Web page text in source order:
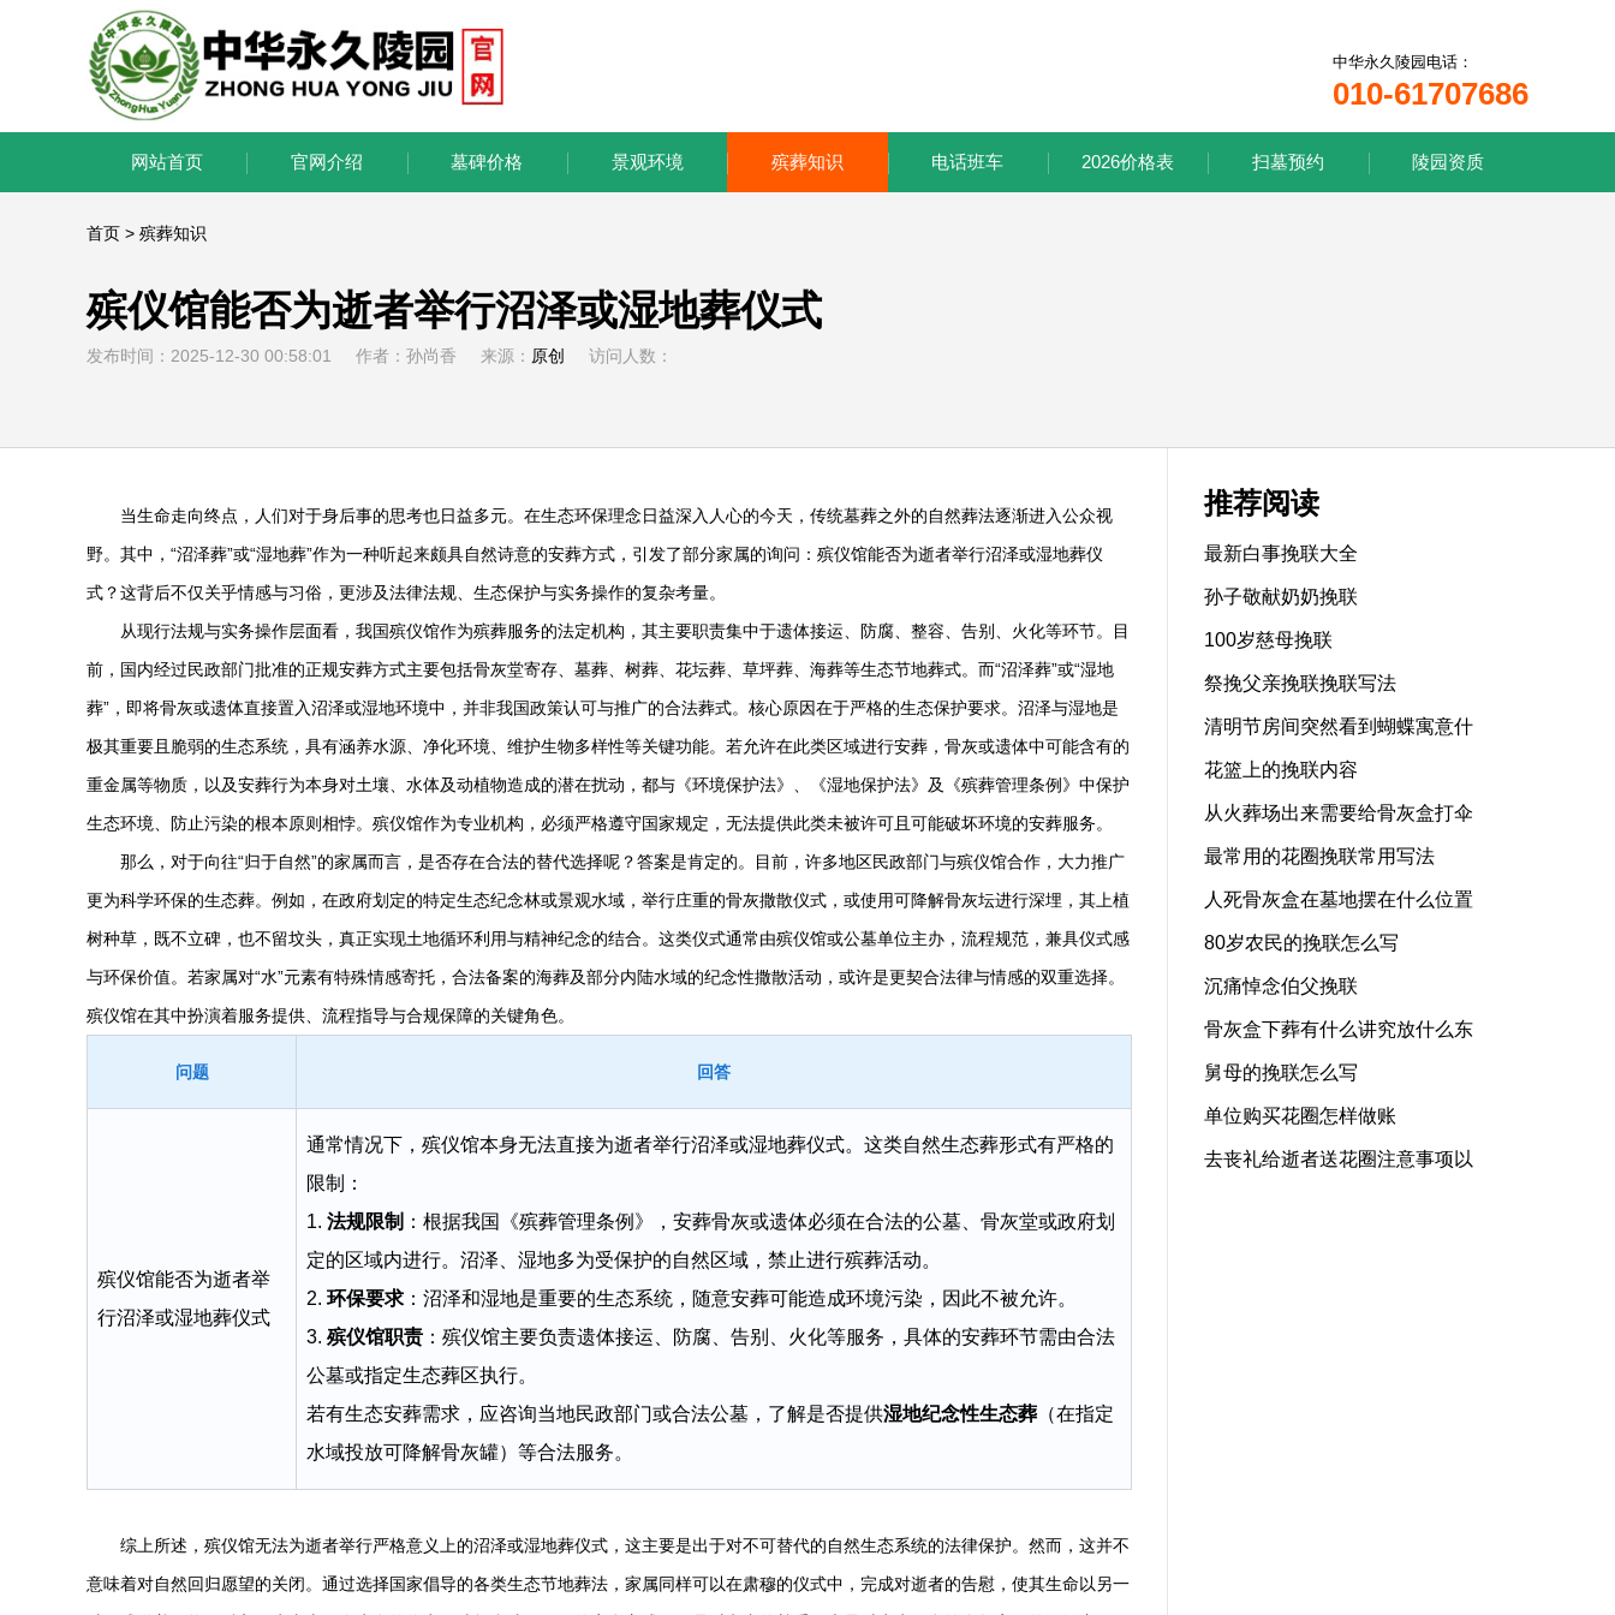
中华永久陵园电话：
010-61707686
网站首页 官网介绍 墓碑价格 景观环境 殡葬知识 电话班车 2026价格表 扫墓预约 陵园资质
首页 > 殡葬知识
殡仪馆能否为逝者举行沼泽或湿地葬仪式
发布时间：2025-12-30 00:58:01 作者：孙尚香 来源： 原创 访问人数：
当生命走向终点，人们对于身后事的思考也日益多元。在生态环保理念日益深入人心的今天，传统墓葬之外的自然葬法逐渐进入公众视
野。其中，“沼泽葬”或“湿地葬”作为一种听起来颇具自然诗意的安葬方式，引发了部分家属的询问：殡仪馆能否为逝者举行沼泽或湿地葬仪
式？这背后不仅关乎情感与习俗，更涉及法律法规、生态保护与实务操作的复杂考量。
从现行法规与实务操作层面看，我国殡仪馆作为殡葬服务的法定机构，其主要职责集中于遗体接运、防腐、整容、告别、火化等环节。目
前，国内经过民政部门批准的正规安葬方式主要包括骨灰堂寄存、墓葬、树葬、花坛葬、草坪葬、海葬等生态节地葬式。而“沼泽葬”或“湿地
葬”，即将骨灰或遗体直接置入沼泽或湿地环境中，并非我国政策认可与推广的合法葬式。核心原因在于严格的生态保护要求。沼泽与湿地是
极其重要且脆弱的生态系统，具有涵养水源、净化环境、维护生物多样性等关键功能。若允许在此类区域进行安葬，骨灰或遗体中可能含有的
重金属等物质，以及安葬行为本身对土壤、水体及动植物造成的潜在扰动，都与《环境保护法》、《湿地保护法》及《殡葬管理条例》中保护
生态环境、防止污染的根本原则相悖。殡仪馆作为专业机构，必须严格遵守国家规定，无法提供此类未被许可且可能破坏环境的安葬服务。
那么，对于向往“归于自然”的家属而言，是否存在合法的替代选择呢？答案是肯定的。目前，许多地区民政部门与殡仪馆合作，大力推广
更为科学环保的生态葬。例如，在政府划定的特定生态纪念林或景观水域，举行庄重的骨灰撒散仪式，或使用可降解骨灰坛进行深埋，其上植
树种草，既不立碑，也不留坟头，真正实现土地循环利用与精神纪念的结合。这类仪式通常由殡仪馆或公墓单位主办，流程规范，兼具仪式感
与环保价值。若家属对“水”元素有特殊情感寄托，合法备案的海葬及部分内陆水域的纪念性撒散活动，或许是更契合法律与情感的双重选择。
殡仪馆在其中扮演着服务提供、流程指导与合规保障的关键角色。
问题 回答
殡仪馆能否为逝者举
行沼泽或湿地葬仪式
通常情况下，殡仪馆本身无法直接为逝者举行沼泽或湿地葬仪式。这类自然生态葬形式有严格的
限制：
1. 法规限制 ：根据我国《殡葬管理条例》，安葬骨灰或遗体必须在合法的公墓、骨灰堂或政府划
定的区域内进行。沼泽、湿地多为受保护的自然区域，禁止进行殡葬活动。
2. 环保要求 ：沼泽和湿地是重要的生态系统，随意安葬可能造成环境污染，因此不被允许。
3. 殡仪馆职责 ：殡仪馆主要负责遗体接运、防腐、告别、火化等服务，具体的安葬环节需由合法
公墓或指定生态葬区执行。
若有生态安葬需求，应咨询当地民政部门或合法公墓，了解是否提供湿地纪念性生态葬 （在指定
水域投放可降解骨灰罐）等合法服务。
综上所述，殡仪馆无法为逝者举行严格意义上的沼泽或湿地葬仪式，这主要是出于对不可替代的自然生态系统的法律保护。然而，这并不
意味着对自然回归愿望的关闭。通过选择国家倡导的各类生态节地葬法，家属同样可以在肃穆的仪式中，完成对逝者的告慰，使其生命以另一
推荐阅读
最新白事挽联大全
孙子敬献奶奶挽联
100岁慈母挽联
祭挽父亲挽联挽联写法
清明节房间突然看到蝴蝶寓意什
花篮上的挽联内容
从火葬场出来需要给骨灰盒打伞
最常用的花圈挽联常用写法
人死骨灰盒在墓地摆在什么位置
80岁农民的挽联怎么写
沉痛悼念伯父挽联
骨灰盒下葬有什么讲究放什么东
舅母的挽联怎么写
单位购买花圈怎样做账
去丧礼给逝者送花圈注意事项以